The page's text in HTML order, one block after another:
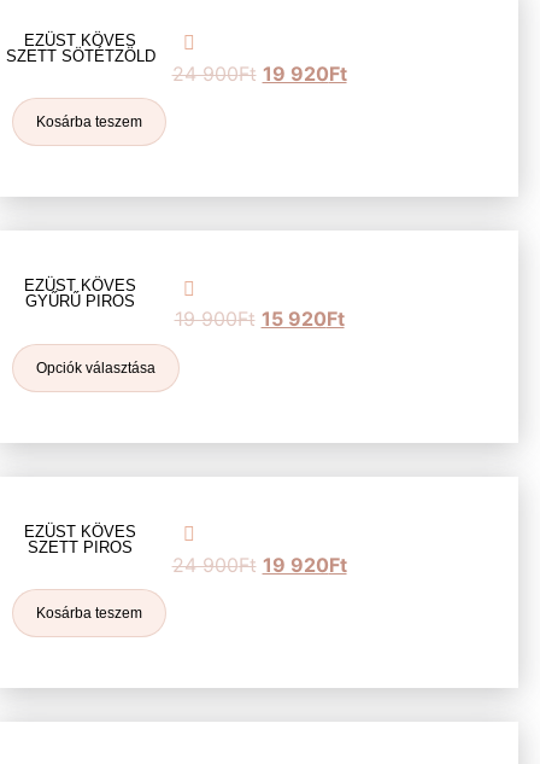
EZÜST KÖVES
SZETT SÖTÉTZÖLD
24 900Ft 19 920Ft
Kosárba teszem
EZÜST KÖVES
GYŰRŰ PIROS
19 900Ft 15 920Ft
Opciók választása
EZÜST KÖVES
SZETT PIROS
24 900Ft 19 920Ft
Kosárba teszem